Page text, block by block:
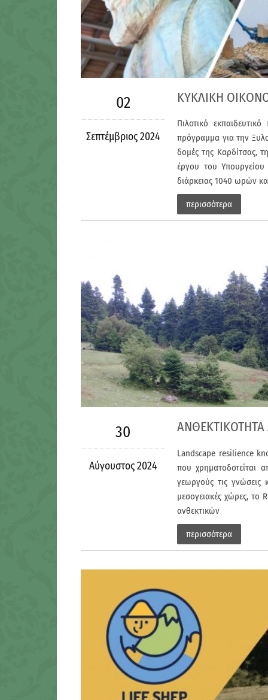
02
Σεπτέμβριος 2024
ΚΥΚΛΙΚΗ
Πιλοτικό
πρόγραμμα για την
δομές της Καρδίτσας,
έργου του Υπουργείου
διάρκειας 1040 ωρών
περισσότερα
30
Αύγουστος 2024
Landscape resilience
που χρηματοδοτείται
γεωργούς τις γνώσεις
μεσογειακές χώρες, το
ανθεκτικών
περισσότερα